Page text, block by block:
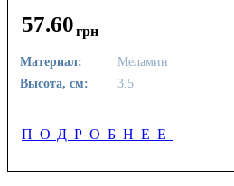
57.60грн
Материал:
Меламин
Высота, см:
3.5
ПОДРОБНЕЕ